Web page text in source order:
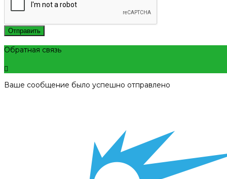
Отправить
Обратная связь
Ваше сообщение было успешно отправлено